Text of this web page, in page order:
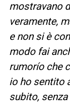
mostravano
veramente,
e non si è
modo fai
rumorío che
io ho sentito
subito,